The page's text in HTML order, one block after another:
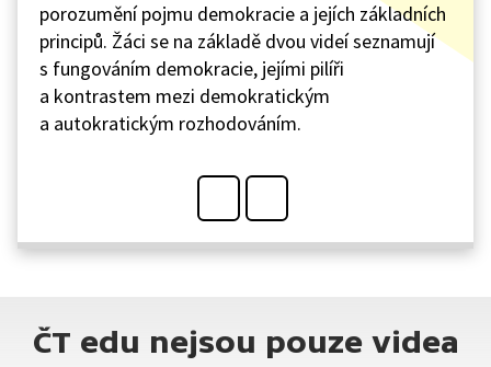
porozumění pojmu demokracie a jejích základních
principů. Žáci se na základě dvou videí seznamují
s fungováním demokracie, jejími pilíři
a kontrastem mezi demokratickým
a autokratickým rozhodováním.
ČT edu nejsou pouze videa